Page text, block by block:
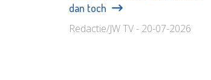
dan toch
Redactie/JW TV - 20-07-2026